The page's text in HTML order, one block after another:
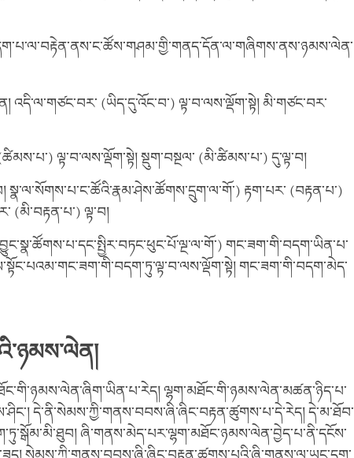
འདི་ལ་གཙང་བར་ (ཡིད་དུ་འོང་བ་) ལྟ་བ་ལས་ལྡོག་སྟེ། མི་གཙང་བར་
ལྟ་བ་ལས་ལྡོག་སྟེ། སྡུག་བསྔལ་ (མི་ཚིམས་པ་) དུ་ལྟ་བ།
སྣ་ལ་སོགས་པ་ང་ཚོའི་རྣམ་ཤེས་ཚོགས་དྲུག་ལ་གོ་) རྟག་པར་ (བརྟན་པ་)
(མི་བརྟན་པ་) ལྟ་བ།
གང་ཟག་གི་བདག་ཡིན་པ་
གང་ཟག་གི་བདག་མེད་
ལྷག་མཐོང་གི་ཉམས་ལེན་མཚན་ཉིད་པ་
དེ་ནི་སེམས་ཀྱི་གནས་བབས་ཞི་ཞིང་བརྟན་ཚུགས་པ་དེ་རེད། དེ་མ་ཐོབ་
ཞི་གནས་མེད་པར་ལྷག་མཐོང་ཉམས་ལེན་བྱེད་པ་ནི་དངོས་